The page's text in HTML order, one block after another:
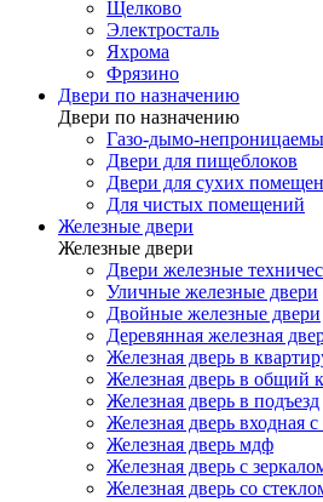
Щелково
Электросталь
Яхрома
Фрязино
Двери по назначению
Двери по назначению
Газо-дымо-
Двери для пищеблоков
Двери для сухих
Для чистых помещений
Железные двери
Железные двери
Двери железные
Уличные железные двери
Двойные железные двери
Деревянная железная
Железная дверь в
Железная дверь в общий
Железная дверь в подъезд
Железная дверь входная
Железная дверь мдф
Железная дверь с
Железная дверь со